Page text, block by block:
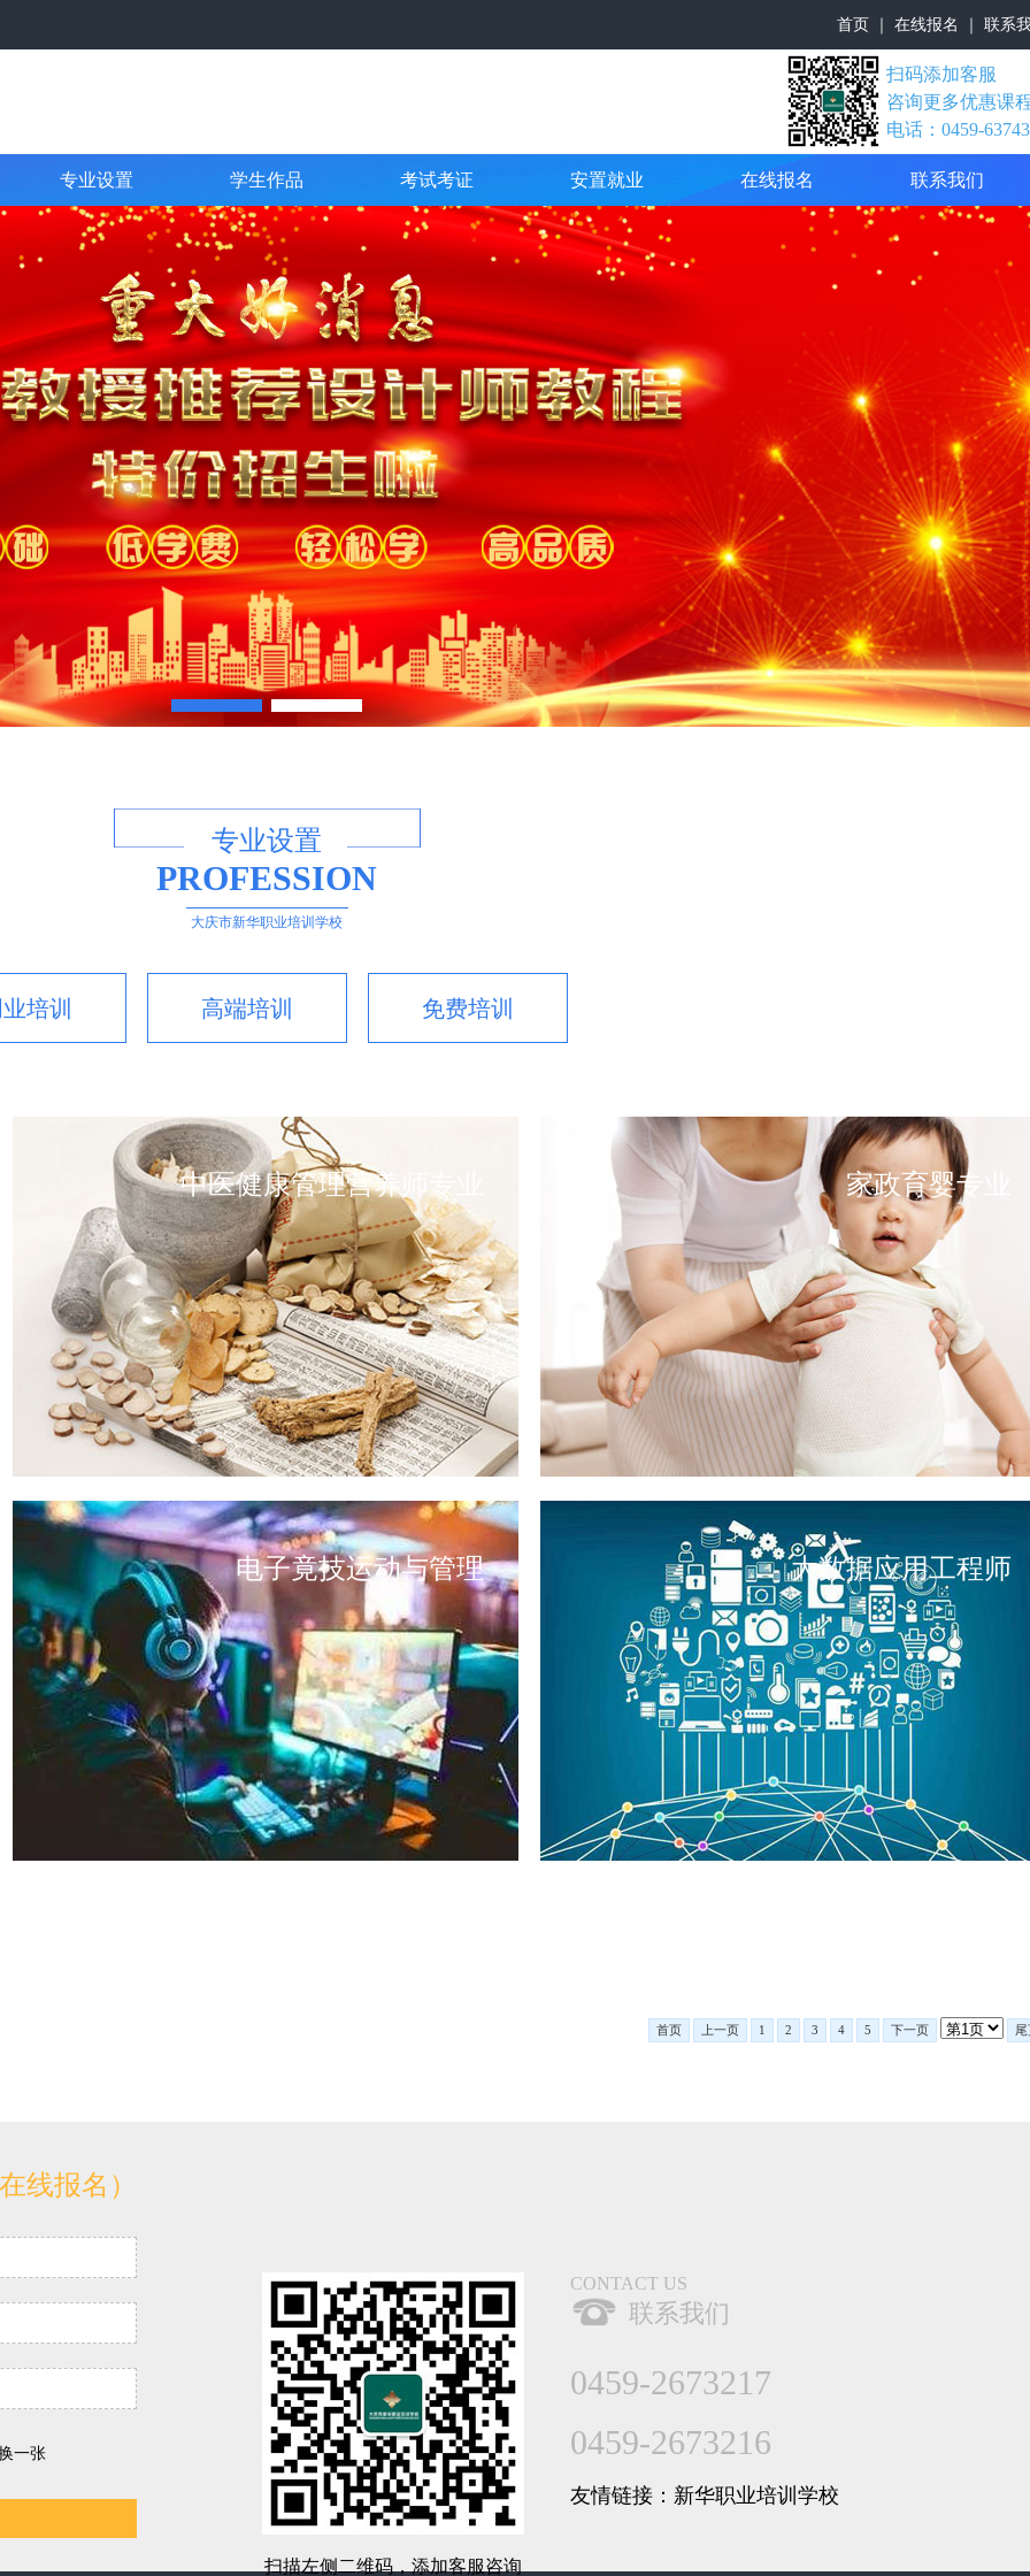
首页 在线报名 联系
扫码添加客服
咨询更多优惠课
电话：0459-
专业设置 学生作品 考试考证 安置就业 在线报名 联系我们
专业设置
PROFESSION
大庆市新华职业培训学校
培训 高端培训 免费培训
中医健康管理营养师专业 家政育婴专业
电子竟技运动与管理 大数据应用工程师
首页 上一页 1 2 3 4 5 下一页
线报名）
一张
扫描左侧二维码，添加客服咨询
CONTACT US
联系我们
0459-2673217
0459-2673216
友情链接： 新华职业培训学校